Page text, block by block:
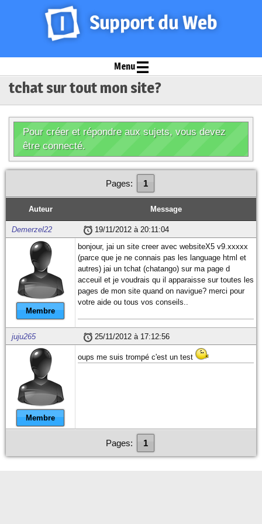
Menu
tchat sur tout mon site?
Pour créer et répondre aux sujets, vous devez
être connecté.
Pages: 1
Auteur Message
Demerzel22 19/11/2012 à 20:11:04
Membre
bonjour, jai un site creer avec websiteX5 v9.xxxxx
(parce que je ne connais pas les language html et
autres) jai un tchat (chatango) sur ma page d
acceuil et je voudrais qu il apparaisse sur toutes les
pages de mon site quand on navigue? merci pour
votre aide ou tous vos conseils..
juju265 25/11/2012 à 17:12:56
Membre
oups me suis trompé c'est un test
Pages: 1